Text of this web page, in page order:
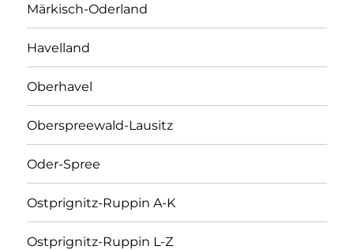
Märkisch-Oderland
Havelland
Oberhavel
Oberspreewald-Lausitz
Oder-Spree
Ostprignitz-Ruppin A-K
Ostprignitz-Ruppin L-Z